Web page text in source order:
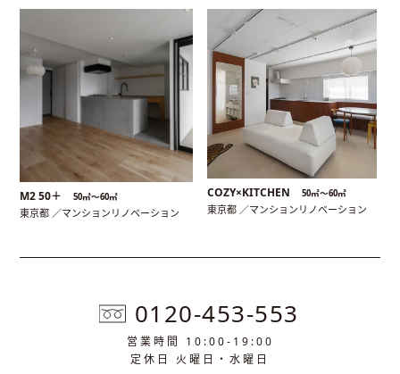
M2 50＋ 50㎡〜60㎡
東京都 ／マンションリノベーション
COZY×KITCHEN 50㎡〜60㎡
東京都 ／マンションリノベーション
0120-453-553
営業時間 10:00-19:00
定休日 火曜日・水曜日